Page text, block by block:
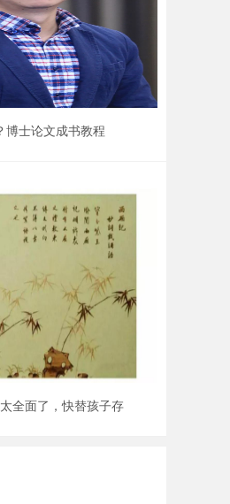
博士论文成书教程
全面了，快替孩子存